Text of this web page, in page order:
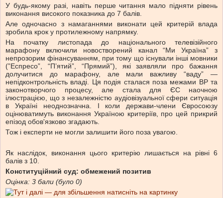
У будь-якому разі, навіть перше читання мало підняти рівень
виконання високого показника до 7 балів.
Але одночасно з намаганнями виконати цей критерій влада
зробила крок у протилежному напрямку.
На початку листопада до національного телевізійного
марафону включили новостворений канал “Ми Україна” з
непрозорим фінансуванням, при тому що існували інші мовники
(”Еспресо”, “П’ятий”, “Прямий”), які заявляли про бажання
долучитися до марафону, але мали важливу “ваду” —
непідконтрольність владі. Ця подія сталася поза межами ВР та
законотворчого процесу, але стала для ЄС наочною
ілюстрацією, що з незалежністю аудіовізуальної сфери ситуація
в Україні неоднозначна. І коли держави-члени Євросоюзу
оцінюватимуть виконання Україною критеріїв, про цей прикрий
епізод обов'язково згадають.
Тож і експерти не могли залишити його поза увагою.
Як наслідок, виконання цього критерію лишається на рівні 6
балів з 10.
Конституційний суд: обмежений позитив
Оцінка: 3 бали (було 0)